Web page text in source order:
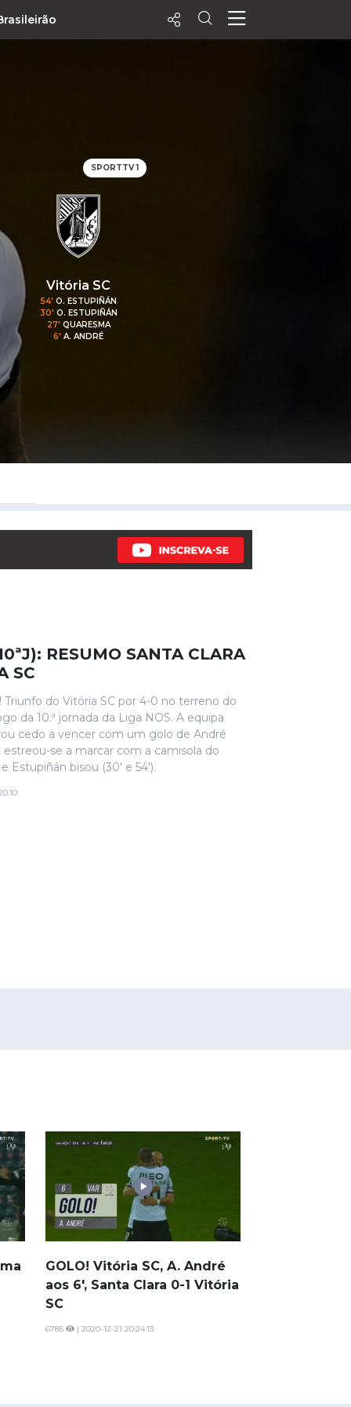
PALPITES
Agenda
Notícias
Playlists
MatchStories
SPORTTV 1
Vitória SC
54' O. ESTUPIÑÁN
30' O. ESTUPIÑÁN
27' QUARESMA
6' A. ANDRÉ
RESUMO SANTA CLARA
SC
Triunfo do Vitória SC por 4-0 no terreno do
da 10.ª jornada da Liga NOS. A equipa
cedo a vencer com um golo de André
estreou-se a marcar com a camisola do
Estupiñán bisou (30' e 54').
GOLO! Vitória SC, A. André
aos 6', Santa Clara 0-1 Vitória
SC
6785 | 2020-12-21 20:24:13